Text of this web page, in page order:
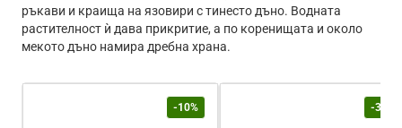
ръкави и краища на язовири с тинесто дъно. Водната
растителност ѝ дава прикритие, а по коренищата и около
мекото дъно намира дребна храна.
-10% -30%